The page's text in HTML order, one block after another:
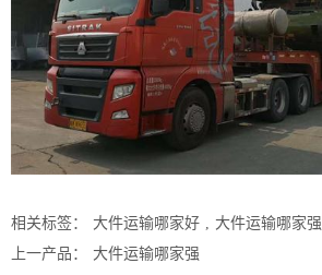
相关标签： 大件运输哪家好 , 大件运输哪家强
上一产品：
大件运输哪家强